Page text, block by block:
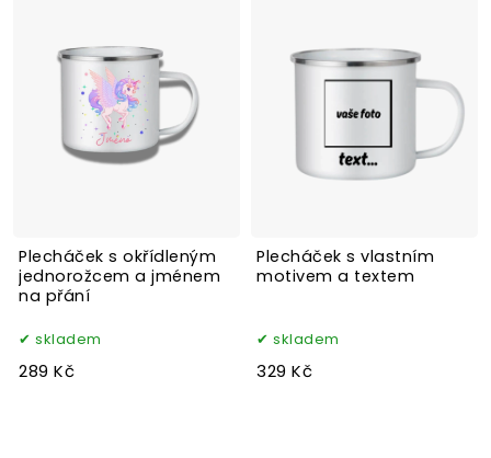
Plecháček s okřídleným
jednorožcem a jménem
na přání
skladem
289 Kč
Plecháček s vlastním
motivem a textem
skladem
329 Kč